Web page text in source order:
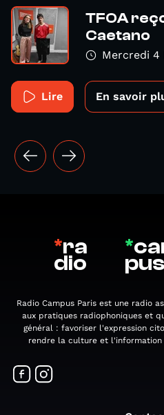
TFOA
Caetano
Mercredi 4
Lire En savoir
*ra
dio
*
pus
Radio Campus Paris est une radio
aux pratiques radiophoniques et
général : favoriser l'expression
rendre la culture et l'information